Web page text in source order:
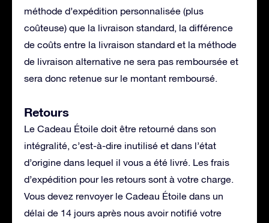
méthode d’expédition personnalisée (plus
coûteuse) que la livraison standard, la différence
de coûts entre la livraison standard et la méthode
de livraison alternative ne sera pas remboursée et
sera donc retenue sur le montant remboursé.
Retours
Le Cadeau Étoile doit être retourné dans son
intégralité, c’est-à-dire inutilisé et dans l’état
d’origine dans lequel il vous a été livré. Les frais
d’expédition pour les retours sont à votre charge.
Vous devez renvoyer le Cadeau Étoile dans un
délai de 14 jours après nous avoir notifié votre